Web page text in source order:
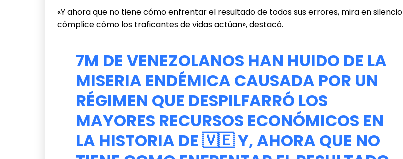
«Y ahora que no tiene cómo enfrentar el resultado de todos sus errores, mira en silencio
cómplice cómo los traficantes de vidas actúan», destacó.
7M DE VENEZOLANOS HAN HUIDO DE LA
MISERIA ENDÉMICA CAUSADA POR UN
RÉGIMEN QUE DESPILFARRÓ LOS
MAYORES RECURSOS ECONÓMICOS EN
LA HISTORIA DE 🇻🇪 Y, AHORA QUE NO